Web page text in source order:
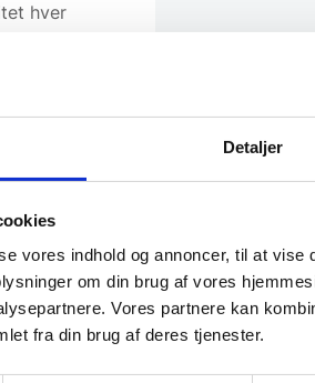
Detaljer
vores indhold og annoncer, til at
om din brug af vores
Vores partnere kan
fra din brug af deres tjenester.
hver
ved brug.
by opfattes
og knive.
af deres